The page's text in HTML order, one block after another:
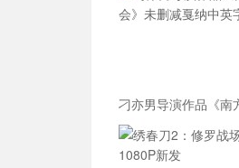
刁亦男导演作品《南
会》未删减戛纳中英